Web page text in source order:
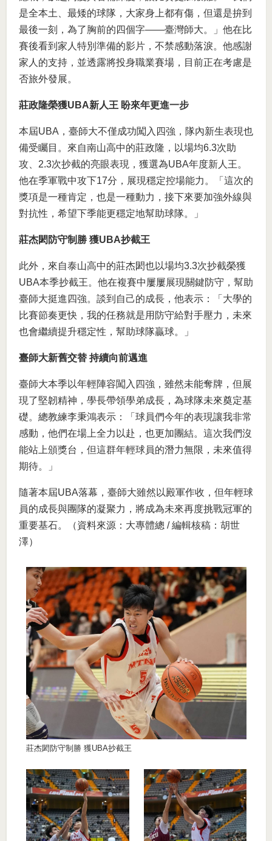
是全本土、最矮的球隊，大家身上都有傷，但還是拚到
最後一刻，為了胸前的四個字——臺灣師大。」他在比
賽後看到家人特別準備的影片，不禁感動落淚。他感謝
家人的支持，並透露將投身職業賽場，目前正在考慮是
否旅外發展。
莊政隆榮獲UBA新人王 盼來年更進一步
本屆UBA，臺師大不僅成功闖入四強，隊內新生表現也
備受矚目。來自南山高中的莊政隆，以場均6.3次助
攻、2.3次抄截的亮眼表現，獲選為UBA年度新人王。
他在季軍戰中攻下17分，展現穩定控場能力。「這次的
獎項是一種肯定，也是一種動力，接下來要加強外線與
對抗性，希望下季能更穩定地幫助球隊。」
莊杰閎防守制勝 獲UBA抄截王
此外，來自泰山高中的莊杰閎也以場均3.3次抄截榮獲
UBA本季抄截王。他在複賽中屢屢展現關鍵防守，幫助
臺師大挺進四強。談到自己的成長，他表示：「大學的
比賽節奏更快，我的任務就是用防守給對手壓力，未來
也會繼續提升穩定性，幫助球隊贏球。」
臺師大新舊交替 持續向前邁進
臺師大本季以年輕陣容闖入四強，雖然未能奪牌，但展
現了堅韌精神，學長帶領學弟成長，為球隊未來奠定基
礎。總教練李秉鴻表示：「球員們今年的表現讓我非常
感動，他們在場上全力以赴，也更加團結。這次我們沒
能站上頒獎台，但這群年輕球員的潛力無限，未來值得
期待。」
隨著本屆UBA落幕，臺師大雖然以殿軍作收，但年輕球
員的成長與團隊的凝聚力，將成為未來再度挑戰冠軍的
重要基石。（資料來源：大專體總 / 編輯核稿：胡世
澤）
莊杰閎防守制勝 獲UBA抄截王